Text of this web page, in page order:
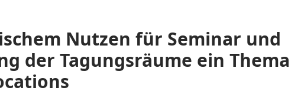
Nutzen für Seminar und
der Tagungsräume ein Thema